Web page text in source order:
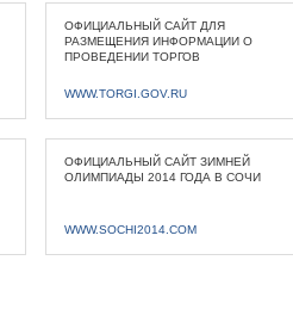
ОФИЦИАЛЬНЫЙ САЙТ ДЛЯ
РАЗМЕЩЕНИЯ ИНФОРМАЦИИ О
ПРОВЕДЕНИИ ТОРГОВ
WWW.TORGI.GOV.RU
ОФИЦИАЛЬНЫЙ САЙТ ЗИМНЕЙ
ОЛИМПИАДЫ 2014 ГОДА В СОЧИ
WWW.SOCHI2014.COM